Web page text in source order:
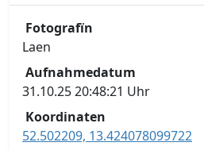
Fotografïn
Laen
Aufnahmedatum
31.10.25 20:48:21 Uhr
Koordinaten
52.502209, 13.424078099722